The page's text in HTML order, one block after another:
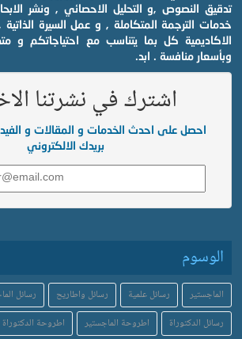
تدقيق النصوص ,و التحليل الاحصائي , ونشر
خدمات الترجمة المتكاملة , و عمل السيرة
الاكاديمية كل بما يتناسب مع احتياجاتكم و
وبأسعار منافسة . ابد.
اشترك في نشرتنا
احصل على احدث الخدمات و المقالات و
بريدك الالكتروني
الوسوم
الماجستير رسائل علمية رسائل واطاريح
رسائل
رسائل الدكتوراة
اطروحة الماجستير اطروحة الدكتوراة